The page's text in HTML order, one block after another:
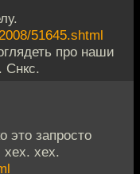
51645.shtml
про наши
Снкс.
это запросто
хех. хех.